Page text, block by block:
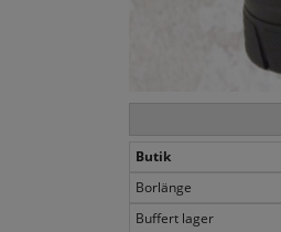
Butik
Borlänge
Buffert lager